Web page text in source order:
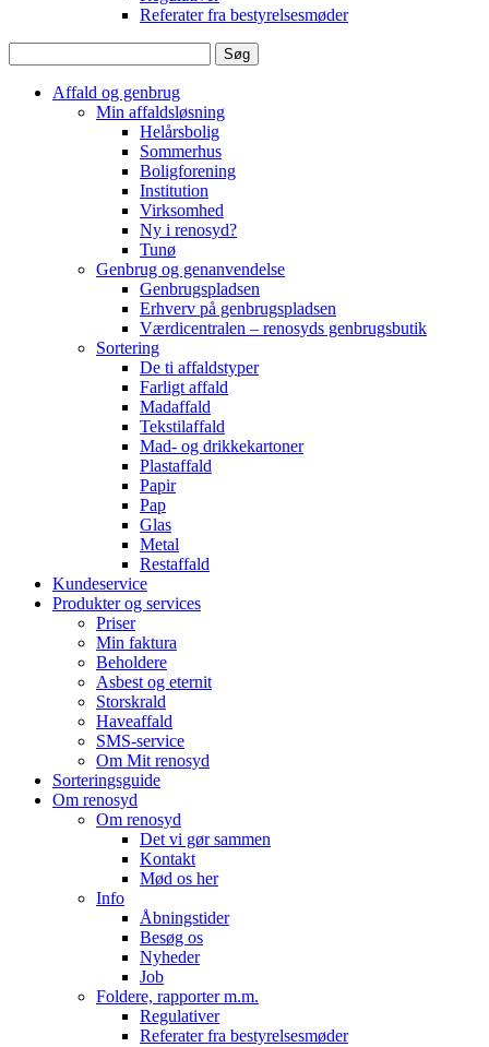
Referater fra bestyrelsesmøder
efter:
Affald og genbrug
Min affaldsløsning
Helårsbolig
Sommerhus
Boligforening
Institution
Virksomhed
Ny i renosyd?
Tunø
Genbrug og genanvendelse
Genbrugspladsen
Erhverv på genbrugspladsen
Værdicentralen – renosyds genbrugsbutik
Sortering
De ti affaldstyper
Farligt affald
Madaffald
Tekstilaffald
Mad- og drikkekartoner
Plastaffald
Papir
Pap
Glas
Metal
Restaffald
Kundeservice
Produkter og services
Priser
Min faktura
Beholdere
Asbest og eternit
Storskrald
Haveaffald
SMS-service
Om Mit renosyd
Sorteringsguide
Om renosyd
Om renosyd
Det vi gør sammen
Kontakt
Mød os her
Info
Åbningstider
Besøg os
Nyheder
Job
Foldere, rapporter m.m.
Regulativer
Referater fra bestyrelsesmøder